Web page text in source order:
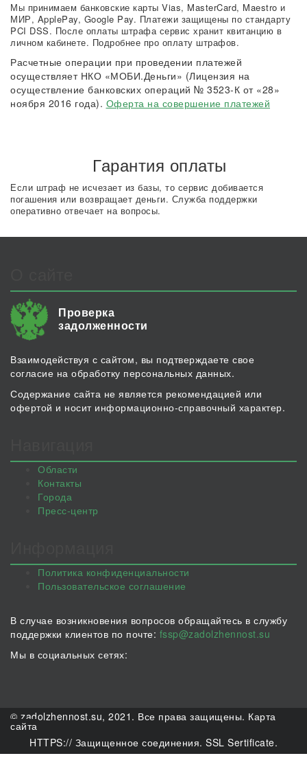
Мы принимаем банковские карты Vias, MasterCard, Maestro и
МИР, ApplePay, Google Pay. Платежи защищены по стандарту
PCI DSS. После оплаты штрафа сервис хранит квитанцию в
личном кабинете. Подробнее про оплату штрафов.
Расчетные операции при проведении платежей
осуществляет НКО «МОБИ.Деньги» (Лицензия на
осуществление банковских операций № 3523-К от «28»
ноября 2016 года). Оферта на совершение платежей
Гарантия оплаты
Если штраф не исчезает из базы, то сервис добивается
погашения или возвращает деньги. Служба поддержки
оперативно отвечает на вопросы.
Проверка
задолженности
Взаимодействуя с сайтом, вы подтверждаете свое
согласие на обработку персональных данных.
Содержание сайта не является рекомендацией или
офертой и носит информационно-справочный характер.
Области
Контакты
Города
Пресс-центр
Политика конфиденциальности
Пользовательское соглашение
В случае возникновения вопросов обращайтесь в службу
поддержки клиентов по почте: fssp@zadolzhennost.su
Мы в социальных сетях:
© zadolzhennost.su, 2021. Все права защищены. Карта
сайта
HTTPS:// Защищенное соединения. SSL Sertificate.